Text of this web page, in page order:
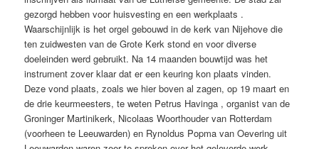
gezorgd hebben voor huisvesting en een werkplaats .
Waarschijnlijk is het orgel gebouwd in de kerk van Nijehove die
ten zuidwesten van de Grote Kerk stond en voor diverse
doeleinden werd gebruikt. Na 14 maanden bouwtijd was het
instrument zover klaar dat er een keuring kon plaats vinden.
Deze vond plaats, zoals we hier boven al zagen, op 19 maart en
de drie keurmeesters, te weten Petrus Havinga , organist van de
Groninger Martinikerk, Nicolaas Woorthouder van Rotterdam
(voorheen te Leeuwarden) en Rynoldus Popma van Oevering uit